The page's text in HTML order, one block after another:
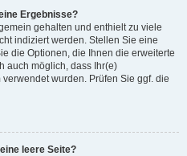
Ergebnisse?
gehalten und enthielt zu viele
indiziert werden. Stellen Sie eine
die Optionen, die Ihnen die erweiterte
auch möglich, dass Ihr(e)
wurden. Prüfen Sie ggf. die
leere Seite?